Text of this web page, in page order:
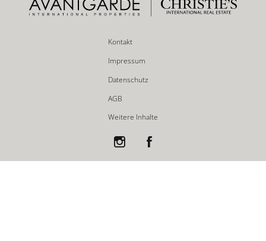
Kontakt
Impressum
Datenschutz
AGB
Weitere Inhalte